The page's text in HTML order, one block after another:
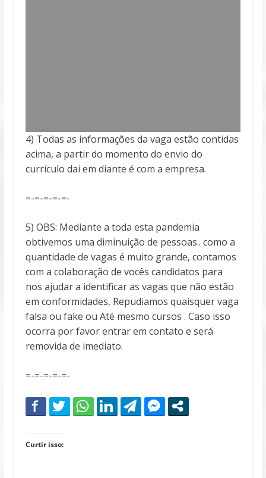
4) Todas as informações da vaga estão contidas
acima, a partir do momento do envio do
currículo dai em diante é com a empresa.
=-=-=-=-=-
5) OBS: Mediante a toda esta pandemia
obtivemos uma diminuição de pessoas.. como a
quantidade de vagas é muito grande, contamos
com a colaboração de vocês candidatos para
nos ajudar a identificar as vagas que não estão
em conformidades, Repudiamos quaisquer vaga
falsa ou fake ou Até mesmo cursos . Caso isso
ocorra por favor entrar em contato e será
removida de imediato.
=-=-=-=-=-
Curtir isso: